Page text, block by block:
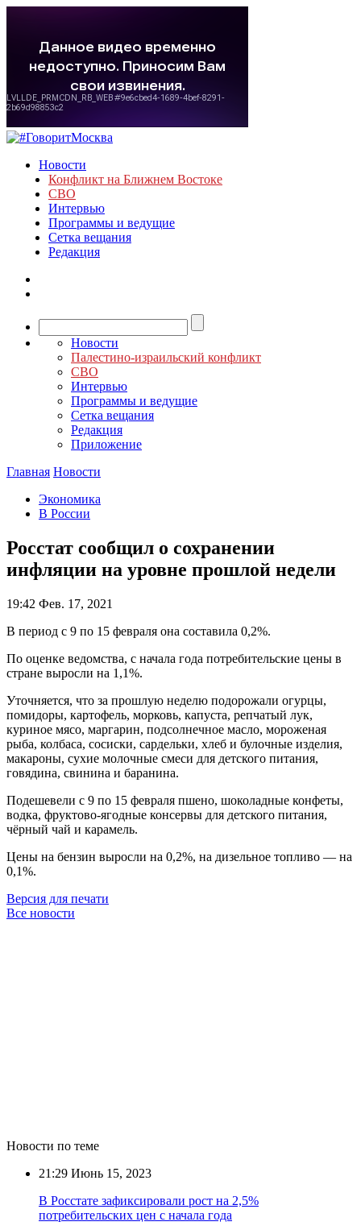
Новости
Конфликт на Ближнем Востоке
СВО
Интервью
Программы и ведущие
Сетка вещания
Редакция
Новости
Палестино-израильский конфликт
СВО
Интервью
Программы и ведущие
Сетка вещания
Редакция
Приложение
Главная Новости
Экономика
В России
Росстат сообщил о сохранении
инфляции на уровне прошлой недели
19:42 Фев. 17, 2021
В период с 9 по 15 февраля она составила 0,2%.
По оценке ведомства, с начала года потребительские цены в
стране выросли на 1,1%.
Уточняется, что за прошлую неделю подорожали огурцы,
помидоры, картофель, морковь, капуста, репчатый лук,
куриное мясо, маргарин, подсолнечное масло, мороженая
рыба, колбаса, сосиски, сардельки, хлеб и булочные изделия,
макароны, сухие молочные смеси для детского питания,
говядина, свинина и баранина.
Подешевели с 9 по 15 февраля пшено, шоколадные конфеты,
водка, фруктово-ягодные консервы для детского питания,
чёрный чай и карамель.
Цены на бензин выросли на 0,2%, на дизельное топливо — на
0,1%.
Версия для печати
Все новости
Новости по теме
21:29 Июнь 15, 2023
В Росстате зафиксировали рост на 2,5%
потребительских цен с начала года